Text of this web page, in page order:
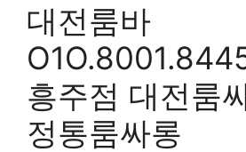
대전룸바
흥주점 대전룸
정통룸싸롱